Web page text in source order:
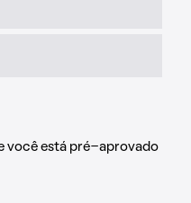
você está pré-aprovado